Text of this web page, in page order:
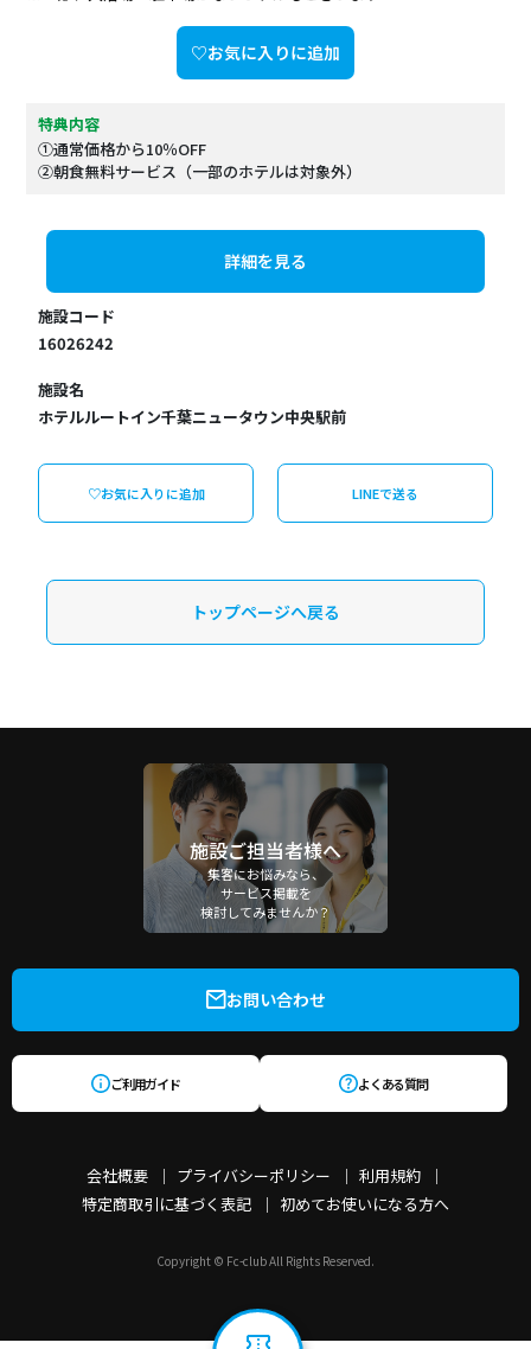
♡お気に入りに追加
特典内容
①通常価格から10％OFF
②朝食無料サービス（一部のホテルは対象外）
詳細を見る
施設コード
16026242
施設名
ホテルルートイン千葉ニュータウン中央駅前
♡お気に入りに追加 LINEで送る
トップページへ戻る
施設ご担当者様へ
集客にお悩みなら、
サービス掲載を
検討してみませんか？
会社概要 プライバシーポリシー
利用規約
特定商取引に基づく表記
初めてお使いになる方へ
お問い合わせ
ご利用ガイド よくある質問
Copyright © Fc-club All Rights Reserved.